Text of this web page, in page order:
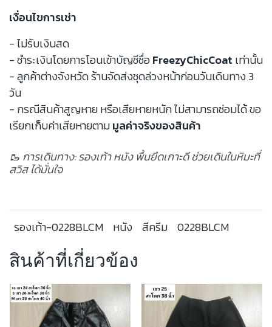
เงื่อนไขการเช่า
- ไม่รับเงินสด
- ชำระเงินโดยการโอนเข้าบัญชีชื่อFreezyChicCoat เท่านั้น
- ลูกค้าต่างจังหวัด ร้านจัดส่งชุดล่วงหน้าก่อนวันเดินทาง 3
วัน
- กรณีสินค้าสูญหาย หรือเสียหายหนัก ไม่สามารถซ่อมได้ ขอ
เรียกเก็บค่าเสียหายตามมูลค่าจริงของสินค้า
🥾 การเดินทาง: รองเท้า หนัง พื้นยึดเกาะดี ช่วยเดินในหิมะที่
สวิส ได้มั่นใจ
รองเท้า-0228BLCM หนัง สีครีม 0228BLCM
สินค้าที่เกี่ยวข้อง